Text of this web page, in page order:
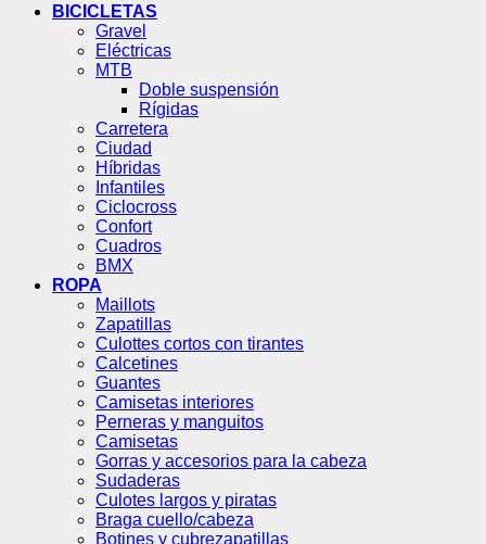
BICICLETAS
Gravel
Eléctricas
MTB
Doble suspensión
Rígidas
Carretera
Ciudad
Híbridas
Infantiles
Ciclocross
Confort
Cuadros
BMX
ROPA
Maillots
Zapatillas
Culottes cortos con tirantes
Calcetines
Guantes
Camisetas interiores
Perneras y manguitos
Camisetas
Gorras y accesorios para la cabeza
Sudaderas
Culotes largos y piratas
Braga cuello/cabeza
Botines y cubrezapatillas